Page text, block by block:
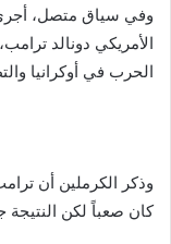
وفي سياق متصل، أجرى
الأمريكي دونالد
الحرب في أوكرانيا
وذكر الكرملين أن
كان صعباً لكن النتيجة